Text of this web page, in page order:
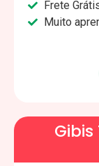
Frete
Muito